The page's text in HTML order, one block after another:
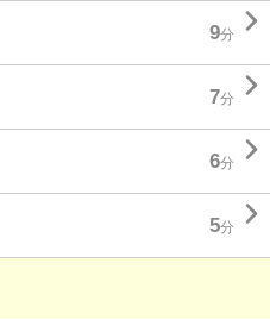
9分 
7分 
6分 
5分 